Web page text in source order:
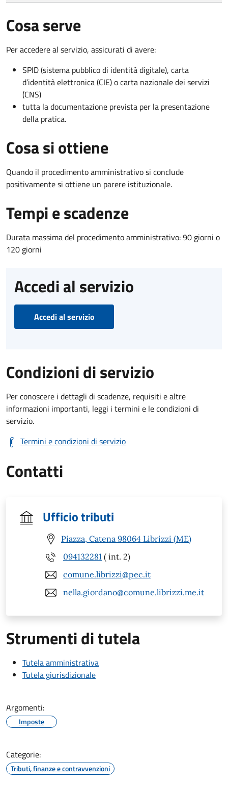
Cosa serve
Per accedere al servizio, assicurati di avere:
SPID (sistema pubblico di identità digitale), carta
d’identità elettronica (CIE) o carta nazionale dei servizi
(CNS)
tutta la documentazione prevista per la presentazione
della pratica.
Cosa si ottiene
Quando il procedimento amministrativo si conclude
positivamente si ottiene un parere istituzionale.
Tempi e scadenze
Durata massima del procedimento amministrativo: 90 giorni o
120 giorni
Accedi al servizio
Accedi al servizio
Condizioni di servizio
Per conoscere i dettagli di scadenze, requisiti e altre
informazioni importanti, leggi i termini e le condizioni di
servizio.
Termini e condizioni di servizio
Contatti
Ufficio tributi
Piazza, Catena 98064 Librizzi (ME)
094132281 ( int. 2)
comune.librizzi@pec.it
nella.giordano@comune.librizzi.me.it
Strumenti di tutela
Tutela amministrativa
Tutela giurisdizionale
Argomenti:
Imposte
Categorie:
Tributi, finanze e contravvenzioni